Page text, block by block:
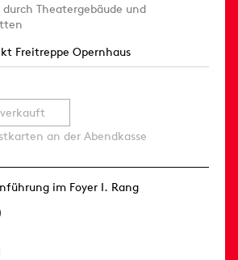
durch Theatergebäude und
Freitreppe Opernhaus
an der Abendkasse
im Foyer I. Rang